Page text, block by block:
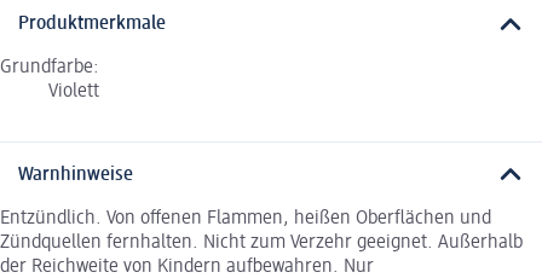
Produktmerkmale
Grundfarbe:
Violett
Warnhinweise
Entzündlich. Von offenen Flammen, heißen Oberflächen und
Zündquellen fernhalten. Nicht zum Verzehr geeignet. Außerhalb
der Reichweite von Kindern aufbewahren. Nur